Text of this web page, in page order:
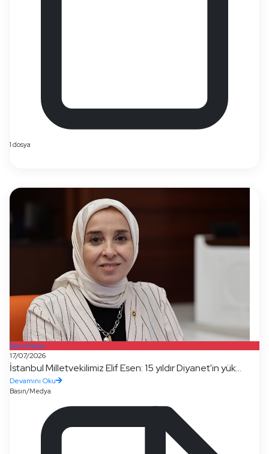
1 dosya
Basın/Medya
17/07/2026
İstanbul Milletvekilimiz Elif Esen: 15 yıldır Diyanet'in yük...
Devamını Oku
Basın/Medya